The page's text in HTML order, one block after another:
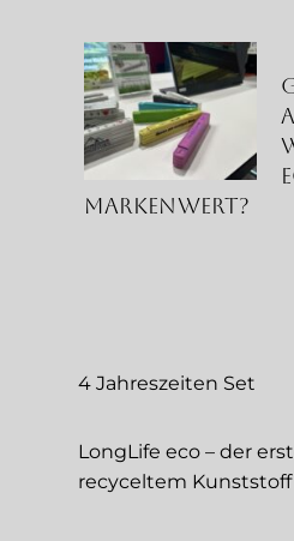
Markenwert?
4 Jahreszeiten Set
LongLife eco – der
recyceltem Kunststoff